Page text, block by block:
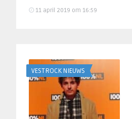
11 april 2019 om 16:59
VESTROCK NIEUWS